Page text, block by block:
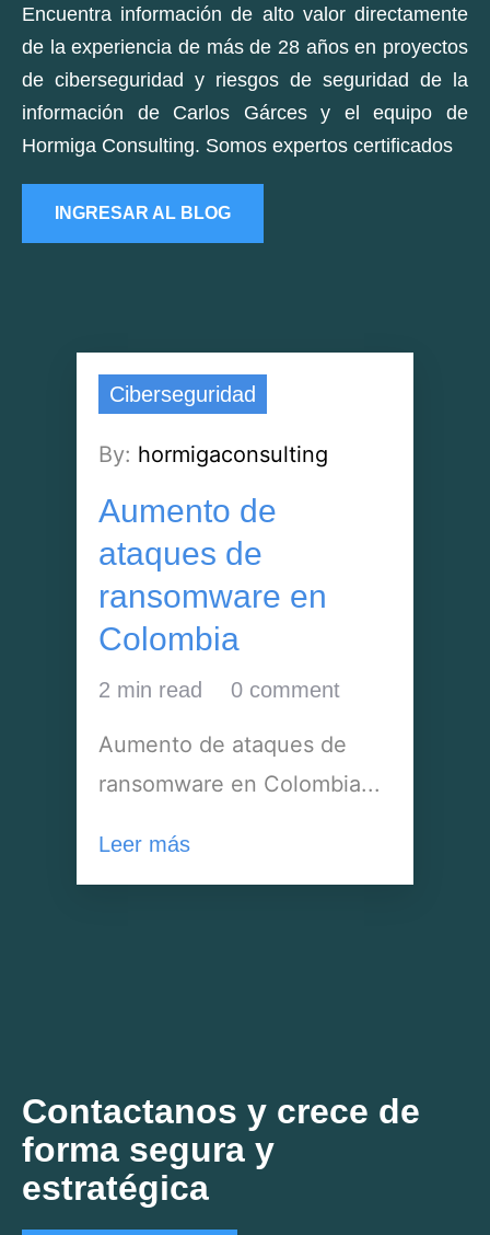
Encuentra información de alto valor directamente
de la experiencia de más de 28 años en proyectos
de ciberseguridad y riesgos de seguridad de la
información de Carlos Gárces y el equipo de
Hormiga Consulting. Somos expertos certificados
INGRESAR AL BLOG
Ciberseguridad
By: hormigaconsulting
Aumento de
ataques de
ransomware en
Colombia
2 min read 0 comment
Aumento de ataques de
ransomware en Colombia...
Leer más
Contactanos y crece de
forma segura y
estratégica